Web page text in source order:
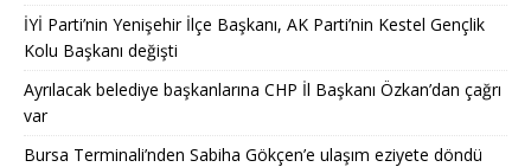
İYİ Parti’nin Yenişehir İlçe Başkanı, AK Parti’nin Kestel Gençlik
Kolu Başkanı değişti
Ayrılacak belediye başkanlarına CHP İl Başkanı Özkan’dan çağrı
var
Bursa Terminali’nden Sabiha Gökçen’e ulaşım eziyete döndü